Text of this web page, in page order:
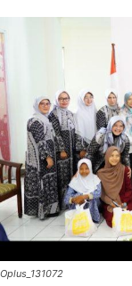
Oplus_131072